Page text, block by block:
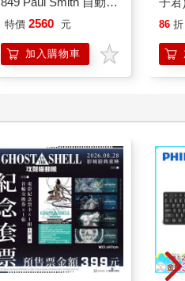
筆 ED.5 條紋銀
特價 2560 元
加入購物車
86 折